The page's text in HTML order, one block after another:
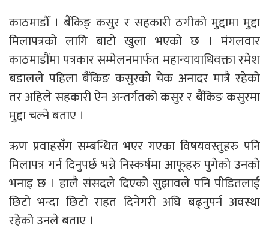
काठमाडाैँ । बैंकिङ् कसुर र सहकारी ठगीको मुद्दामा मुद्दा
मिलापत्रको लागि बाटो खुला भएको छ । मंगलवार
काठमाडौंमा पत्रकार सम्मेलनमार्फत महान्यायाधिवक्ता रमेश
बडालले पहिला बैंकिङ कसुरको चेक अनादर मात्रै रहेको
तर अहिले सहकारी ऐन अन्तर्गतको कसुर र बैंकिङ कसुरमा
मुद्दा चल्ने बताए ।
ऋण प्रवाहसँग सम्बन्धित भएर गएका विषयवस्तुहरु पनि
मिलापत्र गर्न दिनुपर्छ भन्ने निस्कर्षमा आफूहरु पुगेको उनकाे
भनाइ छ । हालै संसदले दिएको सुझावले पनि पीडितलाई
छिटो भन्दा छिटो राहत दिनेगरी अघि बढ्नुपर्न अवस्था
रहेको उनले बताए ।